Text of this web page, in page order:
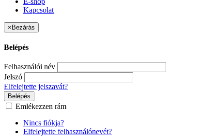
Kapcsolat
× Bezárás
Belépés
Felhasználói név
Jelszó
Elfelejtette jelszavát?
Belépés
Emlékezzen rám
Nincs fiókja?
Elfelejtette felhasználónevét?